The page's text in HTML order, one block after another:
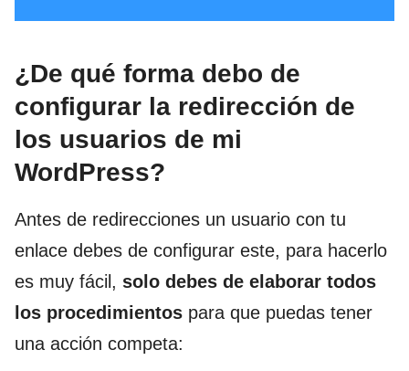
¿De qué forma debo de
configurar la redirección de
los usuarios de mi
WordPress?
Antes de redirecciones un usuario con tu
enlace debes de configurar este, para hacerlo
es muy fácil, solo debes de elaborar todos
los procedimientos para que puedas tener
una acción competa: